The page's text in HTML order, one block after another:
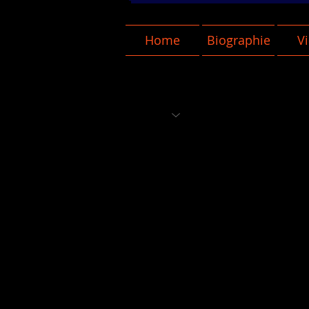
Home Biographie